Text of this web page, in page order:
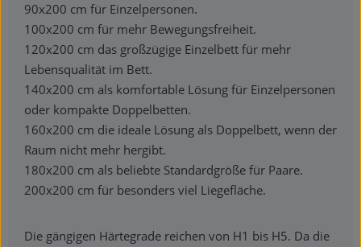
90x200 cm für Einzelpersonen.
100x200 cm für mehr Bewegungsfreiheit.
120x200 cm das großzügige Einzelbett für mehr
Lebensqualität im Bett.
140x200 cm als komfortable Lösung für Einzelpersonen
oder kompakte Doppelbetten.
160x200 cm die ideale Lösung als Doppelbett, wenn der
Raum nicht mehr hergibt.
180x200 cm als beliebte Standardgröße für Paare.
200x200 cm für besonders viel Liegefläche.
Die gängigen Härtegrade reichen von H1 bis H5. Da die